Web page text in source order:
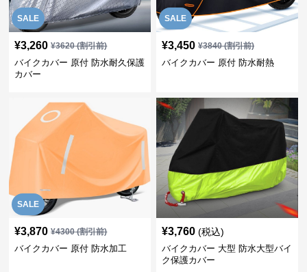
SALE
¥3,260 ¥3620(割引前)
バイクカバー 原付 防水耐久保護
カバー
SALE
¥3,450 ¥3840(割引前)
バイクカバー 原付 防水耐熱
SALE
¥3,870 ¥4300(割引前)
バイクカバー 原付 防水加工
¥3,760 (税込)
バイクカバー 大型 防水大型バイ
ク保護カバー